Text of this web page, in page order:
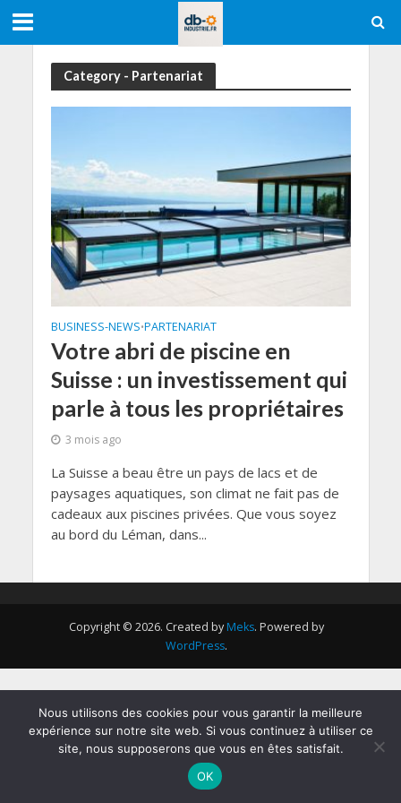
Category - Partenariat
BUSINESS-NEWS•PARTENARIAT
Votre abri de piscine en
Suisse : un investissement qui
parle à tous les propriétaires
3 mois ago
La Suisse a beau être un pays de lacs et de
paysages aquatiques, son climat ne fait pas de
cadeaux aux piscines privées. Que vous soyez
au bord du Léman, dans...
Copyright © 2026. Created by Meks. Powered by
WordPress.
Nous utilisons des cookies pour vous garantir la meilleure
expérience sur notre site web. Si vous continuez à utiliser ce
site, nous supposerons que vous en êtes satisfait.
OK